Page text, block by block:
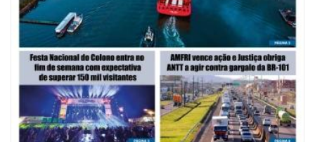
07/08/2026 | 07:00
Saúde de BC promove mutirão de DIU e Implanon na UBS Municípios
neste sábado
POLÍTICA